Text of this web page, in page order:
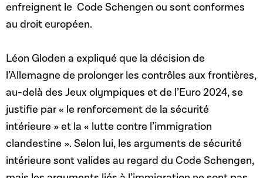
enfreignent le Code Schengen ou sont conformes
au droit européen.
Léon Gloden a expliqué que la décision de
l’Allemagne de prolonger les contrôles aux frontières,
au-delà des Jeux olympiques et de l’Euro 2024, se
justifie par « le renforcement de la sécurité
intérieure » et la « lutte contre l’immigration
clandestine ». Selon lui, les arguments de sécurité
intérieure sont valides au regard du Code Schengen,